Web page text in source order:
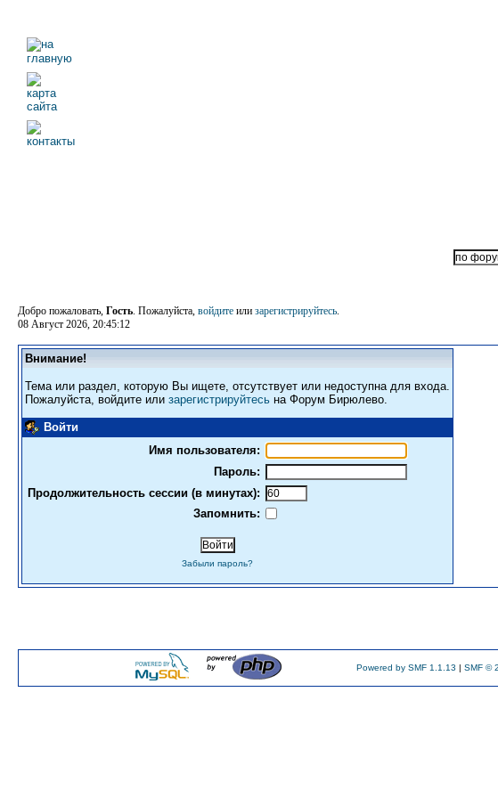
Добро пожаловать, Гость. Пожалуйста, войдите или зарегистрируйтесь.
08 Август 2026, 20:45:12
Внимание!
Тема или раздел, которую Вы ищете, отсутствует или недоступна для входа.
Пожалуйста, войдите или зарегистрируйтесь на Форум Бирюлево.
Войти
Имя пользователя:
Пароль:
Продолжительность сессии (в минутах):
Запомнить:
Забыли пароль?
Powered by SMF 1.1.13 | SMF ©